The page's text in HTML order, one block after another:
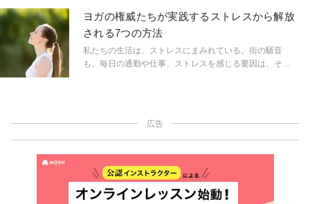
ヨガの権威たちが実践するストレスから解放
される7つの方法
私たちの生活は、ストレスにまみれている。街の騒音
も、毎日の通勤や仕事、ストレスを感じる要因は、そこ
かな時間でもできる、心を安らげるヒーリングタイムに
変えるコツを、アメリカのヨギたちに聞いた。
広告